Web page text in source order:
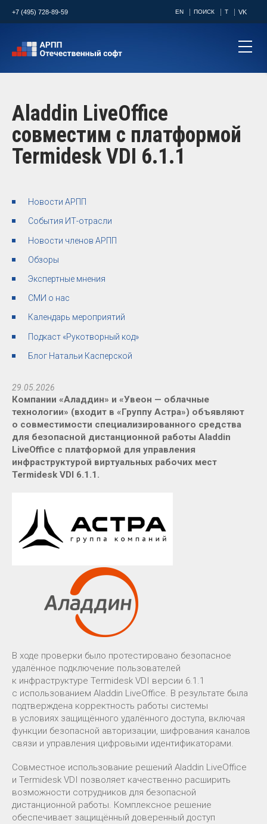
+7 (495) 728-89-59 EN ПОИСК T VK
Aladdin LiveOffice
совместим с платформой
Termidesk VDI 6.1.1
Новости АРПП
События ИТ-отрасли
Новости членов АРПП
Обзоры
Экспертные мнения
СМИ о нас
Календарь мероприятий
Подкаст «Рукотворный код»
Блог Натальи Касперской
29.05.2026
Компании «Аладдин» и «Увеон — облачные
технологии» (входит в «Группу Астра») объявляют
о совместимости специализированного средства
для безопасной дистанционной работы Aladdin
LiveOffice с платформой для управления
инфраструктурой виртуальных рабочих мест
Termidesk VDI 6.1.1.
В ходе проверки было протестировано безопасное
удалённое подключение пользователей
к инфраструктуре Termidesk VDI версии 6.1.1
с использованием Aladdin LiveOffice. В результате была
подтверждена корректность работы системы
в условиях защищённого удалённого доступа, включая
функции безопасной авторизации, шифрования каналов
связи и управления цифровыми идентификаторами.
Совместное использование решений Aladdin LiveOffice
и Termidesk VDI позволяет качественно расширить
возможности сотрудников для безопасной
дистанционной работы. Комплексное решение
обеспечивает защищённый доверенный доступ